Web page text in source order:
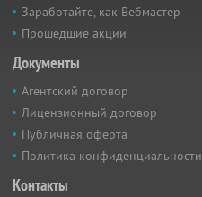
Заработайте, как Вебмастер
Прошедшие акции
Документы
Агентский договор
Лицензионный договор
Публичная оферта
Политика конфиденциальности
Контакты